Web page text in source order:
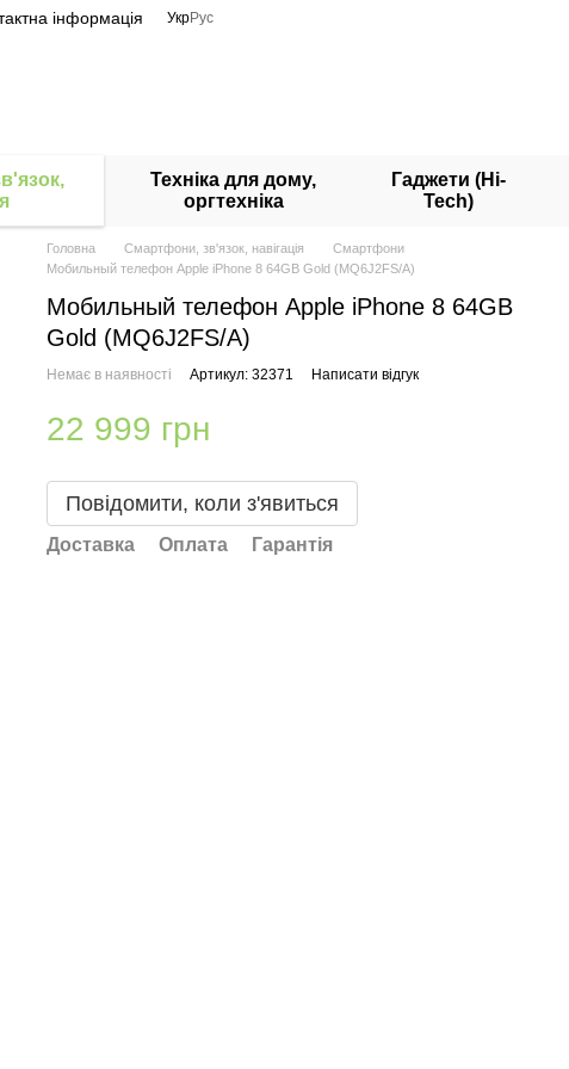
інформація УкрРус
Техніка для дому,
оргтехніка
Гаджети (Hi-
Tech)
Головна Смартфони, зв'язок, навігація
Смартфони
Мобильный телефон Apple iPhone 8 64GB Gold (MQ6J2FS/A)
Мобильный телефон Apple iPhone 8 64GB
Gold (MQ6J2FS/A)
Немає в наявності Артикул: 32371 Написати відгук
22 999 грн
Повідомити, коли з'явиться
Доставка Оплата Гарантія